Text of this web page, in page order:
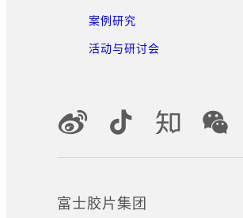
案例研究
活动与研讨会
官方社交媒体账号
富士胶片集团